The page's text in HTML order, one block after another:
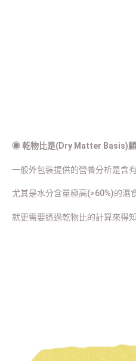
◉乾物比是(Dry Matter Basis)
一般外包裝提供的營養分析是含
尤其是水分含量極高(>60%)的濕
就更需要透過乾物比的計算來得